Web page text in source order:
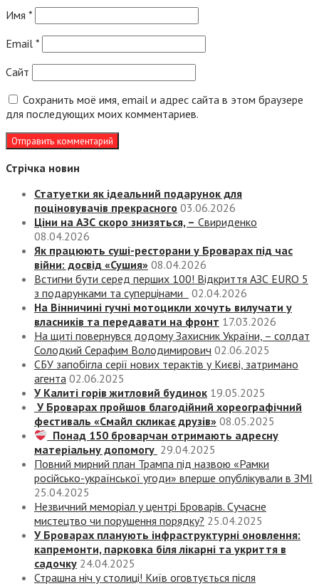
Имя *
Email *
Сайт
Сохранить моё имя, email и адрес сайта в этом браузере
для последующих моих комментариев.
Стрічка новин
Статуетки як ідеальний подарунок для
поціновувачів прекрасного 03.06.2026
Ціни на АЗС скоро знизяться, – Свириденко
08.04.2026
Як працюють суші-ресторани у Броварах під час
війни: досвід «Сушия» 08.04.2026
Встигни бути серед перших 100! Відкриття АЗС EURO 5
з подарунками та суперцінами
02.04.2026
На Вінничині гучні мотоцикли хочуть вилучати у
власників та передавати на фронт 17.03.2026
На щиті повернувся додому Захисник України, – солдат
Солодкий Серафим Володимирович 02.06.2025
СБУ запобігла серії нових терактів у Києві, затримано
агента 02.06.2025
У Калиті горів житловий будинок 19.05.2025
У Броварах пройшов благодійний хореографічний
фестиваль «Смайл скликає друзів» 08.05.2025
Понад 150 броварчан отримають адресну
матеріальну допомогу 29.04.2025
Повний мирний план Трампа під назвою «‎Рамки
російсько-української угоди» вперше опублікували в ЗМІ
25.04.2025
Незвичний меморіал у центрі Броварів. Сучасне
мистецтво чи порушення порядку? 25.04.2025
У Броварах планують інфраструктурні оновлення:
капремонти, парковка біля лікарні та укриття в
садочку 24.04.2025
Страшна ніч у столиці! Київ оговтується після